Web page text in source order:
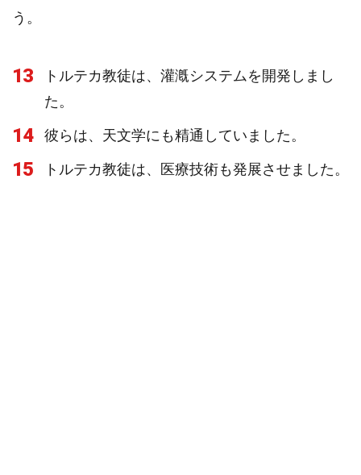
う。
13
トルテカ教徒は、灌漑システムを開発しまし
た。
14 彼らは、天文学にも精通していました。
15 トルテカ教徒は、医療技術も発展させました。